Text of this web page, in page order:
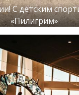
С детским
«Пилигрим»